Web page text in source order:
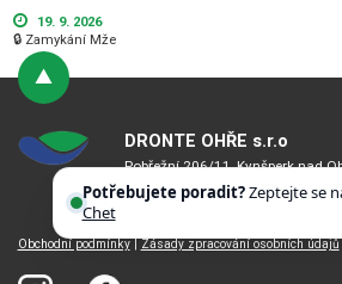
19. 9. 2026
🔒 Zamykání Mže
DRONTE OHŘE s.r.o
Pobřežní 206/11, Kynšperk nad
08734348, DIČ: CZ08734348
Bankovní spojení: 2101731194/
Obchodní podmínky| Zásady zpracování osobních údajů
Potřebujete poradit?Zeptejte se
Chettyho